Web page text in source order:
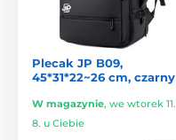
Plecak JP B09,
45*31*22~26 cm, czarny
W magazynie, we wtorek 11.
8. u Ciebie